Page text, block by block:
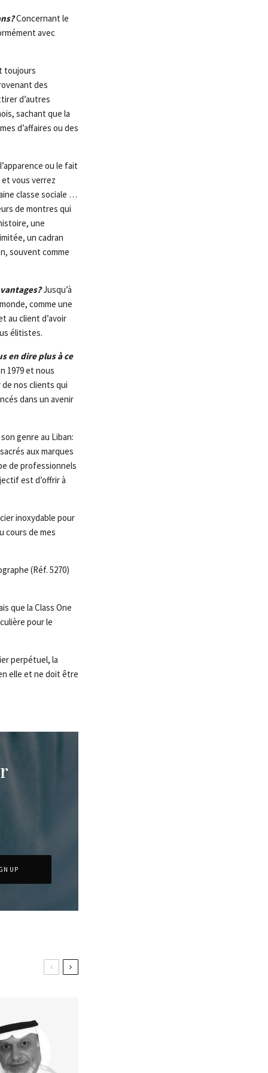
Concernant le
avec
toujours
des
d’autres
sachant que la
d’affaires ou des
ou le fait
vous verrez
classe sociale …
de montres qui
une
un cadran
souvent comme
Jusqu’à
comme une
au client d’avoir
élitistes.
en dire plus à ce
1979 et nous
nos clients qui
dans un avenir
genre au Liban:
aux marques
de professionnels
est d’offrir à
inoxydable pour
cours de mes
(Réf. 5270)
que la Class One
pour le
perpétuel, la
elle et ne doit être